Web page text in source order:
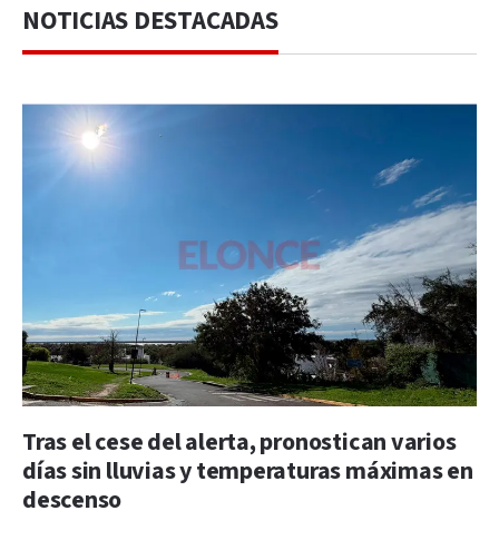
NOTICIAS DESTACADAS
Tras el cese del alerta, pronostican varios
días sin lluvias y temperaturas máximas en
descenso